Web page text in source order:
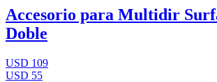
Accesorio para Multidir
Doble
USD 109
USD 55